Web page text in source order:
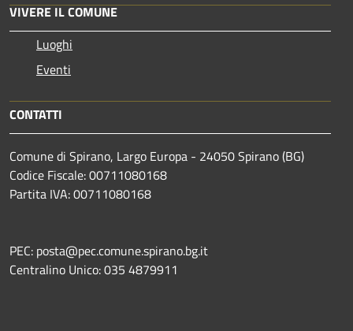
VIVERE IL COMUNE
Luoghi
Eventi
CONTATTI
Comune di Spirano, Largo Europa - 24050 Spirano (BG)
Codice Fiscale: 00711080168
Partita IVA: 00711080168
PEC: posta@pec.comune.spirano.bg.it
Centralino Unico: 035 4879911